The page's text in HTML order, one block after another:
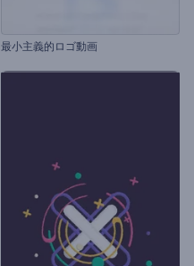
最小主義的ロゴ動画